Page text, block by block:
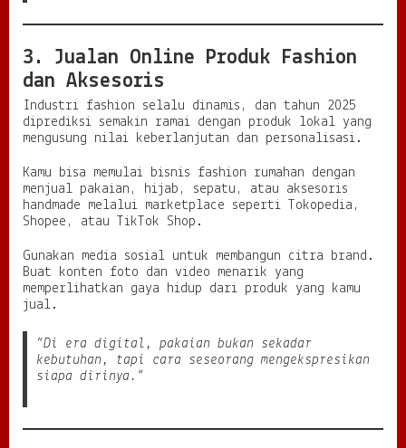
3. Jualan Online Produk Fashion
dan Aksesoris
Industri fashion selalu dinamis, dan tahun 2025
diprediksi semakin ramai dengan produk lokal yang
mengusung nilai keberlanjutan dan personalisasi.
Kamu bisa memulai bisnis fashion rumahan dengan
menjual pakaian, hijab, sepatu, atau aksesoris
handmade melalui marketplace seperti Tokopedia,
Shopee, atau TikTok Shop.
Gunakan media sosial untuk membangun citra brand.
Buat konten foto dan video menarik yang
memperlihatkan gaya hidup dari produk yang kamu
jual.
“Di era digital, pakaian bukan sekadar
kebutuhan, tapi cara seseorang mengekspresikan
siapa dirinya.”